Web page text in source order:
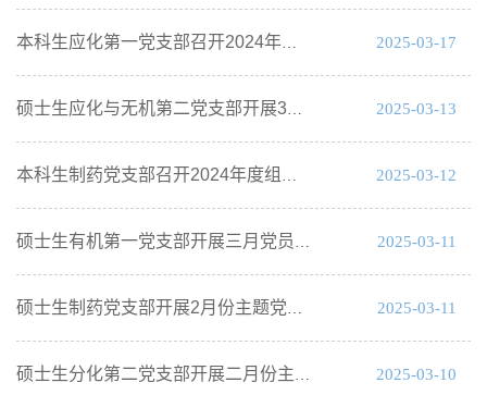
2025-03-17
2025-03-13
2025-03-12
2025-03-11
2025-03-11
2025-03-10